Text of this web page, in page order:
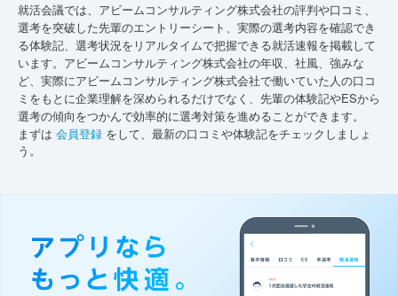
就活会議では、アビームコンサルティング株式会社の評判や口コミ、
選考を突破した先輩のエントリーシート、実際の選考内容を確認でき
る体験記、選考状況をリアルタイムで把握できる就活速報を掲載して
います。アビームコンサルティング株式会社の年収、社風、強みな
ど、実際にアビームコンサルティング株式会社で働いていた人の口コ
ミをもとに企業理解を深められるだけでなく、先輩の体験記やESから
選考の傾向をつかんで効率的に選考対策を進めることができます。
まずは 会員登録 をして、最新の口コミや体験記をチェックしましょ
う。